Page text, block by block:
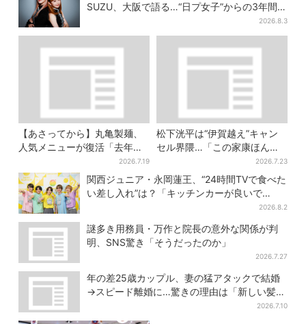
SUZU、大阪で語る…“日プ女子”からの3年間
2026.8.3
【あさってから】丸亀製麺、
人気メニューが復活「去年め
っちゃハマった」「待ってた
よ！」「夏の救世主」
2026.7.19
松下洸平は“伊賀越え”キャン
セル界隈…「この家康ほんと
憎たらしいな」【豊臣兄弟】
2026.7.23
関西ジュニア・永岡蓮王、“24時間TVで食べた
い差し入れ”は？「キッチンカーが良いで
2026.8.2
謎多き用務員・万作と院長の意外な関係が判
明、SNS驚き「そうだったのか」
2026.7.27
年の差25歳カップル、妻の猛アタックで結婚
→スピード離婚に…驚きの理由は「新しい髪
2026.7.10